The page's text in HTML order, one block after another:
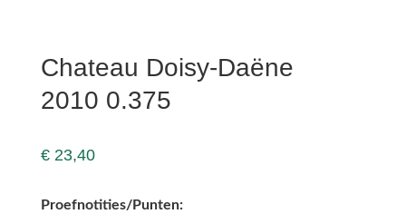
Chateau Doisy-Daëne
2010 0.375
€23,40
Proefnotities/Punten: